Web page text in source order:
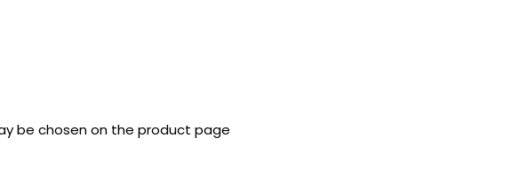
be chosen on the product page